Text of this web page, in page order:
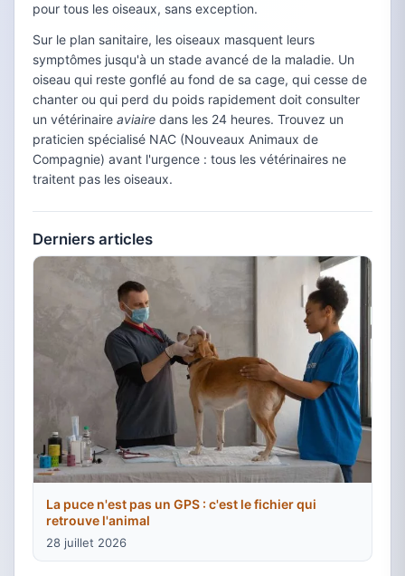
pour tous les oiseaux, sans exception.
Sur le plan sanitaire, les oiseaux masquent leurs
symptômes jusqu'à un stade avancé de la maladie. Un
oiseau qui reste gonflé au fond de sa cage, qui cesse de
chanter ou qui perd du poids rapidement doit consulter
un vétérinaire aviaire dans les 24 heures. Trouvez un
praticien spécialisé NAC (Nouveaux Animaux de
Compagnie) avant l'urgence : tous les vétérinaires ne
traitent pas les oiseaux.
Derniers articles
La puce n'est pas un GPS : c'est le fichier qui
retrouve l'animal
28 juillet 2026